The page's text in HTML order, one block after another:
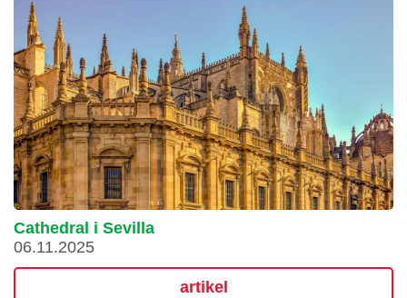
Cathedral i Sevilla
06.11.2025
artikel